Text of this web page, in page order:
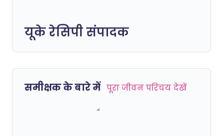
यूके रेसिपी संपादक
समीक्षक के बारे में पूरा जीवन परिचय देखें